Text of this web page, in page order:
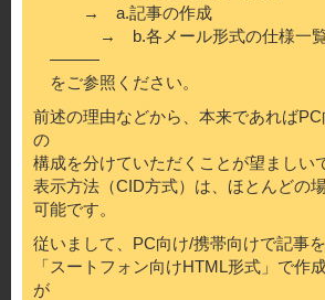
→ a.記事の作成
→ b.各メール形式の仕様一
———
をご参照ください。
前述の理由などから、本来であれば
の
構成を分けていただくことが望ましい
表示方法（CID方式）は、ほとんどの
可能です。
従いまして、PC向け/携帯向けで記事
「スートフォン向けHTML形式」で作
が